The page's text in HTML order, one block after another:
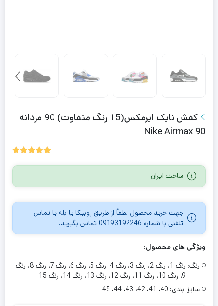
کفش نایک ایرمکس(15 رنگ متفاوت) 90 مردانه
Nike Airmax 90
5.00
از 5
ساخت ایران
جهت خرید محصول لطفاٌ از طریق روبیکا یا بله یا تماس
تلفنی با شماره 09193192246 تماس بگیرید.
ویژگی های محصول:
رنگ:
رنگ 1، رنگ 2، رنگ 3، رنگ 4، رنگ 5، رنگ 6، رنگ 7، رنگ 8، رنگ
9، رنگ 10، رنگ 11، رنگ 12، رنگ 13، رنگ 14، رنگ 15
سایز-بندی: 40، 41، 42، 43، 44، 45